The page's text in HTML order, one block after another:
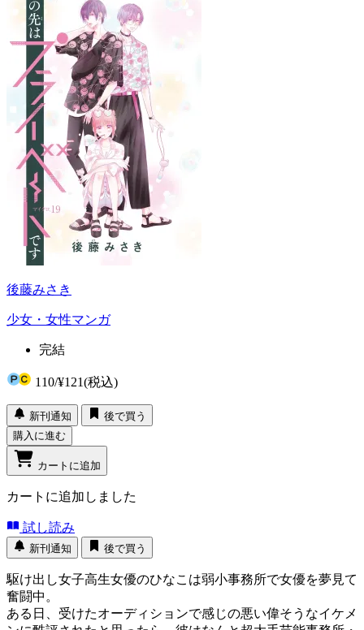
後藤みさき
少女・女性マンガ
完結
110/¥121(税込)
新刊通知
後で買う
購入に進む
カートに追加
カートに追加しました
試し読み
新刊通知 後で買う
駆け出し女子高生女優のひなこは弱小事務所で女優を夢見て
奮闘中。
ある日、受けたオーディションで感じの悪い偉そうなイケメ